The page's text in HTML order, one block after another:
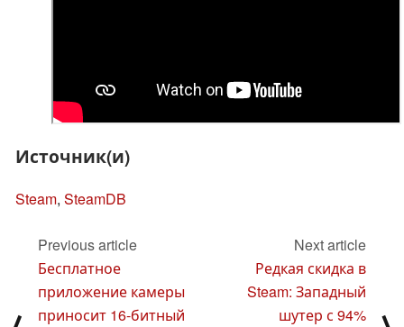
Источник(и)
Steam, SteamDB
Previous article
Бесплатное
приложение камеры
приносит 16-битный
Next article
Редкая скидка в
Steam: Западный
шутер с 94%